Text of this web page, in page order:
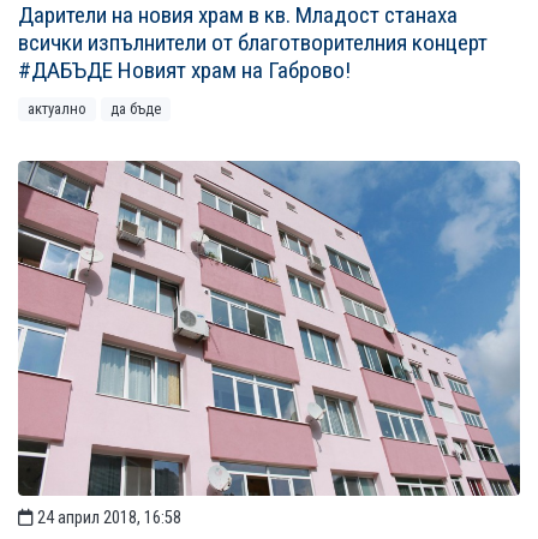
Дарители на новия храм в кв. Младост станаха
всички изпълнители от благотворителния концерт
#ДАБЪДЕ Новият храм на Габрово!
актуално да бъде
24 април 2018, 16:58